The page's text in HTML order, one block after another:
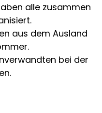
alle zusammen
aus dem Ausland
bei der